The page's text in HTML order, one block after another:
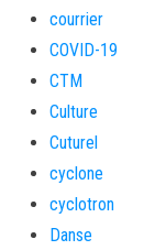
courrier
COVID-19
CTM
Culture
Cuturel
cyclone
cyclotron
Danse